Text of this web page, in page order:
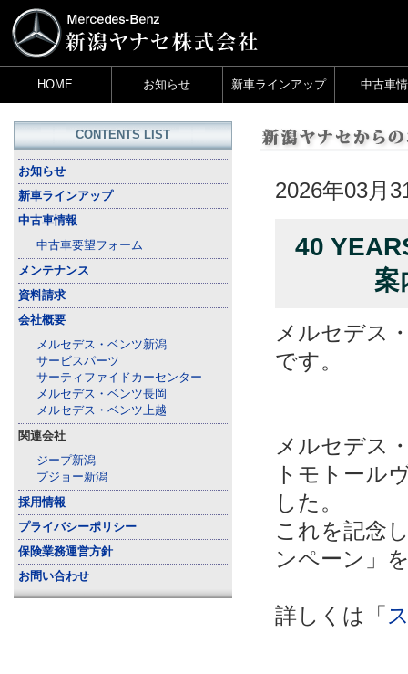
HOME お知らせ 新車ラインアップ 中古車
2026年03月
40
案
メルセデス
です。
メルセデス
トモトール
した。
これを記念
ンペーン」
詳しくは「
CONTENTS LIST
お知らせ
新車ラインアップ
中古車情報
中古車要望フォーム
メンテナンス
資料請求
会社概要
メルセデス・ベンツ新潟
サービスパーツ
サーティファイドカーセンター
メルセデス・ベンツ長岡
メルセデス・ベンツ上越
関連会社
ジープ新潟
プジョー新潟
採用情報
プライバシーポリシー
保険業務運営方針
お問い合わせ